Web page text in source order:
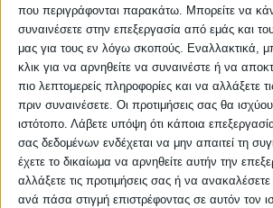
που περιγράφονται παρακάτω. Μπορείτε να
συναινέσετε στην επεξεργασία από εμάς και
μας για τους εν λόγω σκοπούς. Εναλλακτικά,
κλικ για να αρνηθείτε να συναινέστε ή να
πιο λεπτομερείς πληροφορίες και να αλλάξετε
πριν συναινέσετε. Οι προτιμήσεις σας θα
ιστότοπο. Λάβετε υπόψη ότι κάποια
σας δεδομένων ενδέχεται να μην απαιτεί τη
έχετε το δικαίωμα να αρνηθείτε αυτήν την
αλλάξετε τις προτιμήσεις σας ή να
ανά πάσα στιγμή επιστρέφοντας σε αυτόν τον